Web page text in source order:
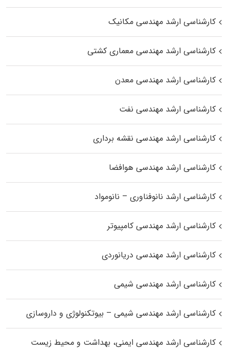
کارشناسی ارشد مهندسی مکانیک
کارشناسی ارشد مهندسی معماری کشتی
کارشناسی ارشد مهندسی معدن
کارشناسی ارشد مهندسی نفت
کارشناسی ارشد مهندسی نقشه برداری
کارشناسی ارشد مهندسی هوافضا
کارشناسی ارشد نانوفناوری – نانومواد
کارشناسی ارشد مهندسی کامپیوتر
کارشناسی ارشد مهندسی دریانوردی
کارشناسی ارشد مهندسی شیمی
کارشناسی ارشد مهندسی شیمی – بیوتکنولوژی و داروسازی
کارشناسی ارشد مهندسی ایمنی، بهداشت و محیط زیست